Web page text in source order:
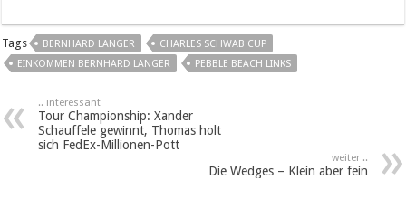
Tags BERNHARD LANGER
CHARLES SCHWAB CUP
EINKOMMEN BERNHARD LANGER
PEBBLE BEACH LINKS
.. interessant
Tour Championship: Xander
Schauffele gewinnt, Thomas holt
sich FedEx-Millionen-Pott
weiter ..
Die Wedges – Klein aber fein